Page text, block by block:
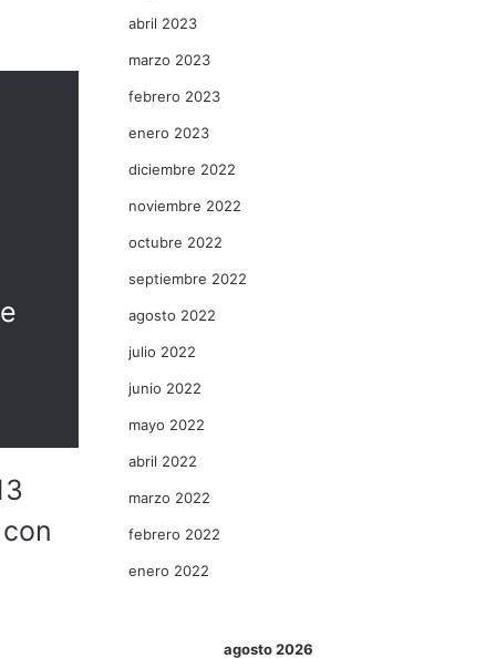
abril 2023
marzo 2023
febrero 2023
enero 2023
diciembre 2022
noviembre 2022
octubre 2022
septiembre 2022
agosto 2022
julio 2022
junio 2022
mayo 2022
abril 2022
marzo 2022
febrero 2022
enero 2022
agosto 2026